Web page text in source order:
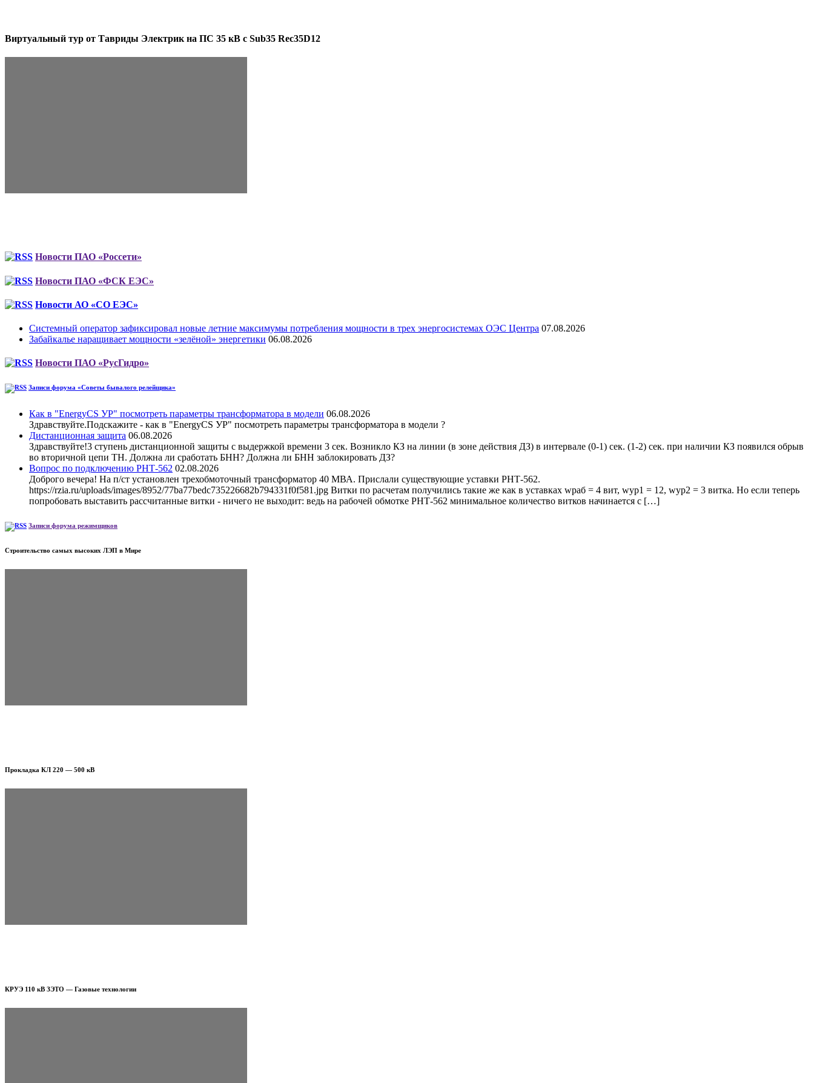
Виртуальный тур от Тавриды Электрик на ПС 35 кВ с Sub35 Rec35D12
Новости ПАО «Россети»
Новости ПАО «ФСК ЕЭС»
Новости АО «СО ЕЭС»
Системный оператор зафиксировал новые летние максимумы потребления мощности в трех энергосистемах ОЭС Центра 07.08.2026
Забайкалье наращивает мощности «зелёной» энергетики 06.08.2026
Новости ПАО «РусГидро»
Записи форума «Советы бывалого релейщика»
Как в "EnergyCS УР" посмотреть параметры трансформатора в модели 06.08.2026
Здравствуйте.Подскажите - как в "EnergyCS УР" посмотреть параметры трансформатора в модели ?
Дистанционная защита 06.08.2026
Здравствуйте!3 ступень дистанционной защиты с выдержкой времени 3 сек. Возникло КЗ на линии (в зоне действия ДЗ) в интервале (0-1) сек. (1-2) сек. при наличии КЗ появился обрыв
во вторичной цепи ТН. Должна ли сработать БНН? Должна ли БНН заблокировать ДЗ?
Вопрос по подключению РНТ-562 02.08.2026
Доброго вечера! На п/ст установлен трехобмоточный трансформатор 40 МВА. Прислали существующие уставки РНТ-562.
https://rzia.ru/uploads/images/8952/77ba77bedc735226682b794331f0f581.jpg Витки по расчетам получились такие же как в уставках wраб = 4 вит, wур1 = 12, wур2 = 3 витка. Но если теперь
попробовать выставить рассчитанные витки - ничего не выходит: ведь на рабочей обмотке РНТ-562 минимальное количество витков начинается с […]
Записи форума режимщиков
Строительство самых высоких ЛЭП в Мире
Прокладка КЛ 220 — 500 кВ
КРУЭ 110 кВ ЗЭТО — Газовые технологии